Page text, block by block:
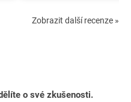
Zobrazit další recenze »
o své zkušenosti.